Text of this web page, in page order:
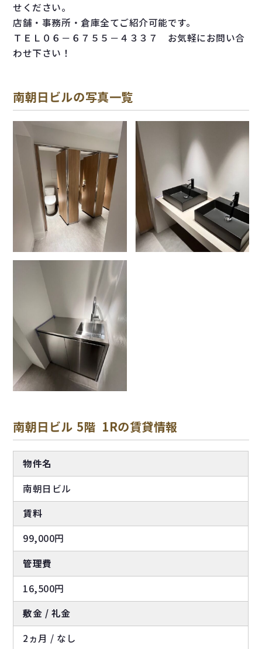
せください。
店舗・事務所・倉庫全てご紹介可能です。
ＴＥＬ０６－６７５５－４３３７ お気軽にお問い合
わせ下さい！
南朝日ビルの写真一覧
南朝日ビル 5階 1Rの賃貸情報
物件名
南朝日ビル
賃料
99,000円
管理費
16,500円
敷金 / 礼金
2ヵ月 / なし